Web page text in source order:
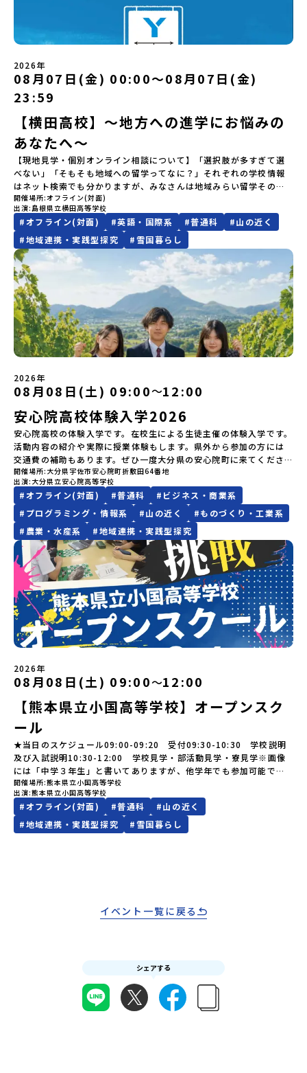
なくなった場合について参加決定後の参加お取り消しはご遠慮下さ
い。やむを得ないお取り消しの場合はお早めに事務局までご連絡く
ださい。・キャンセルポリシーやむを得ない参加お取り消しの場
い。プログラム開催日の前日＜7月27日＞から、【キャンセルのご連
絡日：お支払いいただく旅行代金】・21日目にあたる日以前：無
料・20日目-8日目：20％・7日目-2日目：30％・プログラム開始日
の前日：40％・プログラム開始日当日：50％・ご連絡無しでの不参
加またはプログラム開始後の解除：100％・催行中止について天候な
どの状況等によって開催を見合わせる可能性があります。その場合
は原則、開催日1週間前までにご連絡いたします。又、最少催行人数
に達しなかった場合は、開催日3週間前までに催行中止の旨をメール
にてご連絡いたします。・よくあるご質問その他、よくあるご質問
についてはこちらをご確認ください。運営団体について＜プログラ
ム主催：一般財団法人地域・教育魅力化プラットフォーム＞「意志
ある若者にあふれる持続可能な地域・社会をつくる」というビジョ
ンを掲げ、2017年3月に島根県に設立した教育事業団体です。日本
全国約200の高校と連携しながら、中学卒業後に地域の枠を越えて生
徒一人ひとりの夢や価値観に合った地域・学校で1〜3年間過ごすこ
とができるシステム「地域みらい留学」をはじめとした、教育事業
や地域活性モデルをつくり続けています。名 称：一般財団法人地
域・教育魅力化プラットフォーム設 立：2017年3月代表者：岩本
悠所在地：〒690-0842 島根県松江市東本町二丁目25-6 みらい
BASE2階 その他所在地公式HP：http://c-platform.or.jp/お問い
合わせ先担当：小川・小原E-mail：info@miratabi.jp「おためし
地域留学体験」のプログラム開催情報を公式LINEにて配信中！ぜひ
ご登録ください♪地域みらい留学公式LINE
ールアドレスの変更をご希望の場合は下記の地域みらい留学公式
LINEよりご連絡をお願いします。※受信制限設定をしていると、通
知メールをお受け取りいただけません。その場合は、
します。※結果に関する個別のお問合せにはお答えしておりません
ので、ご了承ください。・お申し込みについてお申込はお一人様1回
限りです。PC・スマートフォンからお申込ください。申込後の内容
変更はできません。お申込時は、メールアドレスの入力間違いにご
注意ください。・宿泊について１室に複数(同性2～4名程度)で宿泊
いただく予定です。・食事アレルギー対応について個別の詳細なア
レルギー対応希望にはお応えしかねる場合がございます。対応が必
要な場合は必ず事前にご相談ください。・参加取消や急遽参加でき
なくなった場合について参加決定後の参加お取り消しはご遠慮下さ
い。やむを得ないお取り消しの場合はお早めに事務局までご連絡く
ださい。・キャンセルポリシーやむを得ない参加お取り消しの場
合、以下のルールに沿って対応させていただきます。ご了承くださ
い。プログラム開催日の前日＜8月2日＞から、【キャンセルのご連
絡日：お支払いいただく旅行代金】・21日目にあたる日以前：無
料・20日目-8日目：20％・7日目-2日目：30％・プログラム開始日
の前日：40％・プログラム開始日当日：50％・ご連絡無しでの不参
加またはプログラム開始後の解除：100％・催行中止について天候な
どの状況等によって開催を見合わせる可能性があります。その場合
は原則、開催日1週間前までにご連絡いたします。又、最少催行人数
に達しなかった場合は、開催日3週間前までに催行中止の旨をメール
にてご連絡いたします。・よくあるご質問その他、よくあるご質問
についてはこちらをご確認ください。運営団体について＜プログラ
ム主催：一般財団法人地域・教育魅力化プラットフォーム＞「意志
ンを掲げ、2017年3月に島根県に設立した教育事業団体です。日本
全国約200の高校と連携しながら、中学卒業後に地域の枠を越えて生
徒一人ひとりの夢や価値観に合った地域・学校で1〜3年間過ごすこ
とができるシステム「地域みらい留学」をはじめとした、教育事業
や地域活性モデルをつくり続けています。名 称：一般財団法人地
域・教育魅力化プラットフォーム設 立：2017年3月代表者：岩本
悠所在地：〒690-0842 島根県松江市東本町二丁目25-6 みらい
BASE2階公式HP：http://c-platform.or.jp/お問い合わせ先担
当：小川・小原E-mail：info@miratabi.jp「おためし地域留学体
験」のプログラム開催情報を公式LINEにて配信中！ぜひご登録くだ
さい♪地域みらい留学公式LINE
確定した方には7月9日(木) 18:30～20：00に 「参加者向け事前オ
ンラインセッション」をご案内する予定です。【集合場所・時間】
盛岡駅 8月3日(月)12:00 集合【解散場所・時間】盛岡駅 8月5日(水)
14:30 解散【対象】中学2年生、中学3年生【宿泊先】ペンションき
らく※1室に複数(同性2～4名程度)で宿泊いただく予定です。【旅行
代金】無料※旅行代金に含まれる費用のうち、以下の内容が無料と
なります：・宿泊費（2泊分）・プログラム内のアクティビティ・体
験費用・一部の食事代*以下の費用は参加者のご負担となります・集
個人的費用【募集人数】最大10名（お申し込み多数の場合は抽選の
上決定）【参加者決定】お申し込み多数の場合は、締め切り後1週間
を目途に当落結果をご連絡いたします。【申し込み締切】6月8日
(月)12：00 から 6月22日(月) 12：00まで疑問も不安もワクワクに
変える！「おためし地域留学」ステップアップ説明会プログラムの
内容を詳しく知りたい方や、お申し込みを迷われている方向けに
Zoomでのオンライン配信を行います。知りたい情報のレベルに合
わせて、以下の2つのステップをご活用ください。【STEP 1】全体
オンライン説明会（アーカイブ動画を公開中！）〜まずは「おため
し地域留学」を知りたい方へ〜日本全国20以上の地域から選んで参
加できる「おためし地域留学」の全体像や魅力について、説明会を
開催しました。中学生一人での参加にあたり、保護者様が特に気に
なる「安全面」や「事務局のサポート体制」についても詳しく解説
しています。ぜひ、ご自宅からお気軽にご視聴ください。🎬 [アーカ
イブ動画を視聴する]YouTube：
https://youtu.be/Yt8nd04aNgA?si=e5erbspvwz5O8_uF
【STEP 2】プログラム説明会〜「八幡平市」の内容をもっと知りし
たい方へ〜全体説明を聞いたうえで、「プログラムで何をする
の？」「どんなまちなの？」という疑問にお答えする詳細配信で
す。2泊3日のプログラムの中身をお伝えします。日時：6月10日(水)
19：00〜20：00内容：どんなところ？プログラム詳細解説、質疑
応答紹介地域：鹿児島県出水市・出水工業高校/北海道標津町/岩手
県八幡平市/愛媛県鬼北町＊4つの地域のプログラムを1時間でぎゅっ
とお届けします。お申し込み：https://c-
mirai.jp/events/064069お気軽にどうぞ！「はじめての一人旅だ
けど大丈夫？」「どんな体験ができるの？」そんな保護者様の不安
や、中学生のみなさんの素朴な疑問にスタッフが直接お答えしま
す。チャットでの質問も可能ですので、ぜひご自宅からリラックス
してご参加ください。▼お申し込み前に必ずご確認ください・参加
規約への同意プログラムへの参加申し込みいただく前に、「お申し
込みに関する各規約」への同意が必須となります。ご確認くださ
い。・抽選による参加者決定についてお申込みいただいた方の中か
ら抽選の上、締め切り日から1週間を目途に、お申し込み時に記入い
ただいたメールアドレス宛に「当選／落選メール」をお送りいたし
ます。当選者は、メールに記載された「当選確認フォーム」に３日
以内に回答いただき、確認フォームの提出をもって参加確定とさせ
ていただきます。当選確認フォームの期日までにご回答いただけな
い場合は、当選を取り消しとさせていただきます。当選取り消しが
あった場合は、繰り上げ当選者へご連絡させていただきます。登録
メールアドレスの変更をご希望の場合は下記の地域みらい留学公式
LINEよりご連絡をお願いします。※受信制限設定をしていると、通
「@miratabi.jp」からのメールを受信できるよう設定をお願いいた
します。※結果に関する個別のお問合せにはお答えしておりません
ので、ご了承ください。・お申し込みについてお申込はお一人様1回
限りです。PC・スマートフォンからお申込ください。申込後の内容
変更はできません。お申込時は、メールアドレスの入力間違いにご
注意ください。・宿泊について１室に複数(同性2～4名程度)で宿泊
いただく予定です。・食事アレルギー対応について個別の詳細なア
レルギー対応希望にはお応えしかねる場合がございます。対応が必
要な場合は必ず事前にご相談ください。・参加取消や急遽参加でき
なくなった場合について参加決定後の参加お取り消しはご遠慮下さ
い。やむを得ないお取り消しの場合はお早めに事務局までご連絡く
ださい。・キャンセルポリシーやむを得ない参加お取り消しの場
合、以下のルールに沿って対応させていただきます。ご了承くださ
どの状況等によって開催を見合わせる可能性があります。その場合
は原則、開催日1週間前までにご連絡いたします。又、最少催行人数
ム主催：一般財団法人地域・教育魅力化プラットフォーム＞「意志
ある若者にあふれる持続可能な地域・社会をつくる」というビジョ
ンを掲げ、2017年3月に島根県に設立した教育事業団体です。日本
全国約200の高校と連携しながら、中学卒業後に地域の枠を越えて生
すすめの一つです。生徒たちが地元の素材を活かしたメニュー開発
を行い、町内の学校給食に「標高給食DAY」としてオリジナル給食
を提供しています。地域のイベントにも出展して広く地元の方へ届
行う高校生たちと一緒に夕食づくりを体験。地域の食文化と向き合
っている先輩から直接話を聞くことができます🎵先輩たちとの交流
は、きっと「未来へのヒント」が見つかるきっかけになります。そ
んな他にはないスペシャルな魅力がギュッと詰まった北海道標津町
でアクティビティをしたり、五感で感じるフィールドワークをしな
がら「雄大な自然と生き物」「伝統的な産業と人々の暮らし」の魅
力に触れ一緒に探求しませんか？体験のおすすめポイント体験プロ
グラム内容（予定）＜１日目＞（PM）「オリエンテーション・自己
紹介ワーク」「サーモン科学館見学」 -「鮭の聖地・しべつ」の歴
史や成り立ちを知る「夕食」 -高校生も一緒にみんなで夕食「1日
目の振り返り会」＜2日目＞（AM）「 ポー川史跡公園散策または渓
流釣り体験」 -1万年前の縄文文化に触れる -渓流釣りで自然を満
喫（PM）「地引網体験」 -地元の方との交流「自由時間：海の公
園で高校生とあそぶ！かたる！」 -高校生との交流「みんなで
BBQ・花火大会」 -さらにまちの人たちと交流＜3日目＞（AM）
「3日間の振り返りワーク」 -みんなで振り返り対話（PM） 13：
00 解散 (中標津空港 13：30頃到着)※14：50 中標津空港発 (羽田
空港16：45着)便を利用する想定※天候の状況や参加人数によってプ
ログラムを変更する場合がございます。参加概要【開催場所】北海
道標津町【実施日程】8月4日（火）〜 8月6日（木）※参加が確定し
た方には7月10日(金) 18：30～20：00に「参加者向け事前オンラ
イン研修」をご案内する予定です。必ず参加をお願いします。【集合
場所・時間】中標津空港 8月4日(火) 14：30 集合【解散場所・時
年生【宿泊先】民宿 船長の家※1室に複数(同性2～4名程度)で宿泊
いただく予定です。【旅行代金】無料※旅行代金に含まれる費用の
うち、以下の内容が無料となります：・宿泊費（2泊分）・プログラ
ム内のアクティビティ・体験費用・一部の食事代*以下の費用は参加
者のご負担となります・集合場所までの往復交通費・お土産代や自
由時間の個人飲食費などの個人的費用【募集人数】最大10名（お申
し込み多数の場合は抽選の上決定）【参加者決定】お申し込み多数
の場合は、締め切り後1週間を目途に当落結果をご連絡いたします。
【申し込み受付期間】6月8日(月)12：00 から 6月22日(月) 12：00
まで疑問も不安もワクワクに変える！「おためし地域留学」ステッ
プアップ説明会プログラムの内容を詳しく知りたい方や、お申し込
みを迷われている方向けにZoomでのオンライン配信を行います。
知りたい情報のレベルに合わせて、以下の2つのステップをご活用く
ださい。【STEP 1】全体オンライン説明会（アーカイブ動画を公開
中！）〜まずは「おためし地域留学」を知りたい方へ〜日本全国20
以上の地域から選んで参加できる「おためし地域留学」の全体像や
魅力について、説明会を開催しました。中学生一人での参加にあた
り、保護者様が特に気になる「安全面」や「事務局のサポート体
制」についても詳しく解説しています。ぜひ、ご自宅からお気軽に
ご視聴ください。🎬 [アーカイブ動画を視聴する]YouTube：
https://youtu.be/Yt8nd04aNgA?si=e5erbspvwz5O8_uF
【STEP 2】プログラム説明会〜「標津町」の内容をもっと知りした
い方へ〜全体説明を聞いたうえで、「プログラムで何をするの？」
「どんなまちなの？」という疑問にお答えする詳細配信です。2泊3
日のプログラムの中身をお伝えします。日時：6月10日(水) 19：
00〜20：00内容：どんなところ？プログラム詳細解説、質疑応答紹
介地域：鹿児島県出水市・出水工業高校/北海道標津町/岩手県八幡
平市/愛媛県鬼北町＊4つの地域のプログラムを1時間でぎゅっとお届
けします。お申し込み：https://c-mirai.jp/events/064069お気
軽にどうぞ！「はじめての一人旅だけど大丈夫？」「どんな体験が
できるの？」そんな保護者様の不安や、中学生のみなさんの素朴な
疑問にスタッフが直接お答えします。チャットでの質問も可能です
ので、ぜひご自宅からリラックスしてご参加ください。▼お申し込
み前に必ずご確認ください・参加規約への同意プログラムへの参加
申し込みいただく前に、「お申し込みに関する各規約」への同意が
必須となります。ご確認ください。・抽選による参加者決定につい
の期日までにご回答いただけない場合は、当選を取り消しとさせて
受信制限設定をしていると、通知メールをお受け取りいただけませ
設定をお願いいたします。※結果に関する個別のお問合せにはお答
えしておりませんので、ご了承ください。・お申し込みについてお
４３℡ 0179-20-1157(代表)✉
shuko.murata0109@gmail.comURL
https://sites.google.com/view/
2026年
08月07日(金) 00:00〜08月07日(金)
23:59
【横田高校】～地方への進学にお悩みの
あなたへ～
【現地見学・個別オンライン相談について】「選択肢が多すぎて選
べない」「そもそも地域への留学ってなに？」それぞれの学校情報
はネット検索でも分かりますが、みなさんは地域みらい留学そのも
のをイメージできていますか？地域みらい留学がスタートする前か
ら県外生を積極的に受け入れてきた横田高校。本校では、これまで
100名以上（毎年10名程度）の「みらい留学生」を受け入れてきま
した。そんな全国トップクラスの受け入れ実績校へ気軽に「今の気
持ち」を話してみませんか？横田高校は、（本校への進学希望でな
くても）みなさんの地域みらい留学をサポートします！～個別相談
の流れ～①「横田高校に相談」←こちらをクリック②質問事項をチ
ェックして送信！③横田高校から返信メール（質問回答）が届く。
④日程を相談のうえ、オンライン相談や現地見学を実施。※本校へ
の進学希望者ではなくても、「県外進学」「寮生活」などの情報提
供も可能です。情報収集の一環としてご活用ください！
開催場所 オフライン(対面)
出演 島根県立横田高等学校
#オフライン(対面) #英語・国際系 #普通科 #山の近く
#地域連携・実践型探究 #雪国暮らし
2026年
08月08日(土) 09:00〜12:00
安心院高校体験入学2026
安心院高校の体験入学です。在校生による生徒主催の体験入学です。
活動内容の紹介や実際に授業体験もします。県外から参加の方には
交通費の補助もあります。ぜひ一度大分県の安心院町に来てくださ
い！！
開催場所 大分県宇佐市安心院町折敷田64番地
出演 大分県立安心院高等学校
#オフライン(対面) #普通科 # ビジネス・商業系
# プログラミング・情報系 #山の近く #ものづくり・工業系
# 農業・水産系 #地域連携・実践型探究
2026年
08月08日(土) 09:00〜12:00
【熊本県立小国高等学校】オープンスク
ール
★当日のスケジュール09:00-09:20 受付09:30-10:30 学校説明
及び入試説明10:30-12:00 学校見学・部活動見学・寮見学※画像
には「中学３年生」と書いてありますが、他学年でも参加可能で
す！
開催場所 熊本県立小国高等学校
出演 熊本県立小国高等学校
#オフライン(対面) #普通科 #山の近く
#地域連携・実践型探究 #雪国暮らし
イベント一覧に戻る
シェアする